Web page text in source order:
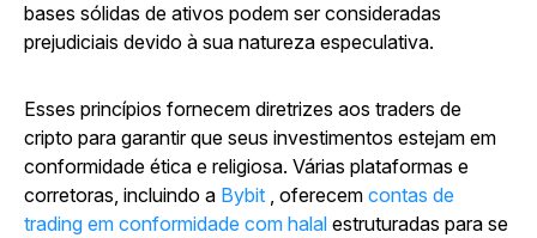
bases sólidas de ativos podem ser consideradas
prejudiciais devido à sua natureza especulativa.
Esses princípios fornecem diretrizes aos traders de
cripto para garantir que seus investimentos estejam em
conformidade ética e religiosa. Várias plataformas e
corretoras, incluindo a Bybit , oferecem contas de
trading em conformidade com halal estruturadas para se